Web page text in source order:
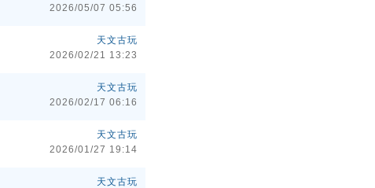
2026/05/07 05:56
天文古玩
2026/02/21 13:23
天文古玩
2026/02/17 06:16
天文古玩
2026/01/27 19:14
天文古玩